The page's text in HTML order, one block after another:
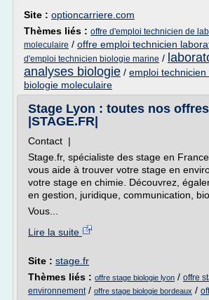
Site : optioncarriere.com
Thèmes liés : offre d'emploi technicien de
moleculaire / offre emploi technicien
d'emploi technicien biologie marine /
analyses biologie / emploi
biologie moleculaire
Stage Lyon : toutes nos
|STAGE.FR|
Contact |
Stage.fr, spécialiste des stage en
vous aide à trouver votre stage en
votre stage en chimie. Découvrez,
en gestion, juridique, communication,
Vous...
Lire la suite
Site : stage.fr
Thèmes liés : offre stage biologie lyon / offre
environnement/ offre stage biologie bordeaux /